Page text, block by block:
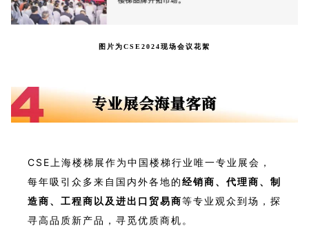
图片为CSE2024现场会议花絮
CSE上海楼梯展作为中国楼梯行业唯一专业展会，
每年吸引众多来自国内外各地的经销商、代理商、制
造商、工程商以及进出口贸易商等专业观众到场，探
寻高品质新产品，寻觅优质商机。